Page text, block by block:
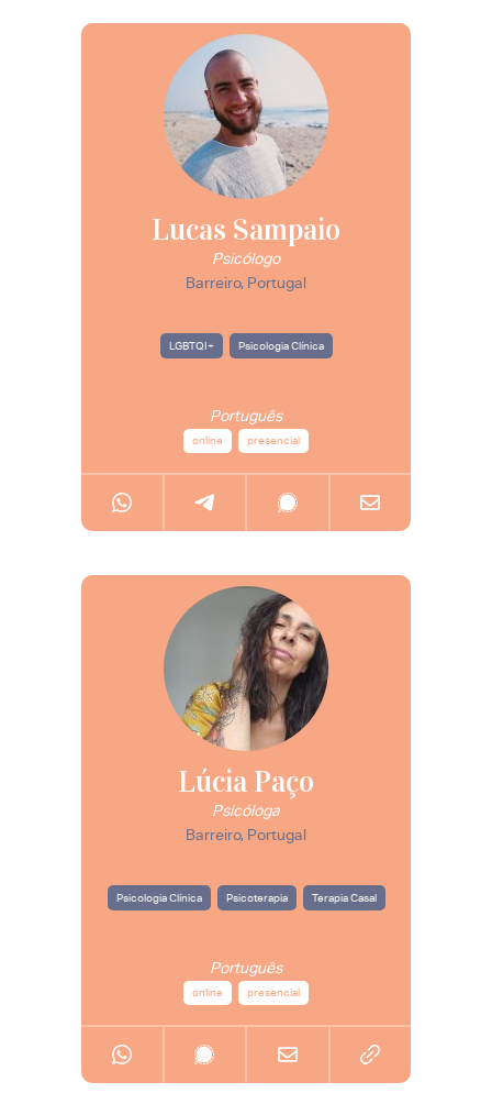
Lucas Sampaio
Psicólogo
Barreiro, Portugal
LGBTQI+ Psicologia Clínica
Português
online presencial
Lúcia Paço
Psicóloga
Barreiro, Portugal
Psicologia Clínica Psicoterapia Terapia Casal
Português
online presencial